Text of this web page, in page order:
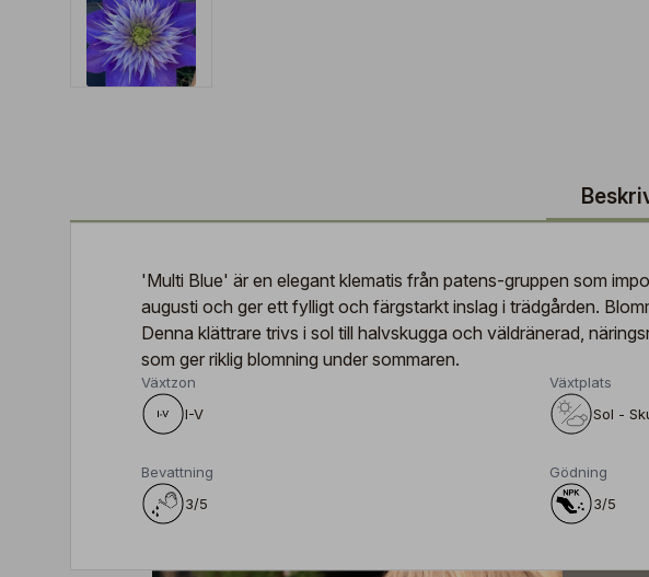
'Multi Blue' är en elegant klematis från patens-gruppen som
augusti och ger ett fylligt och färgstarkt inslag i trädgården.
Denna klättrare trivs i sol till halvskugga och väldränerad,
som ger riklig blomning under sommaren.
Växtzon
I-V
Växtplats
Sol -
Bevattning
3/5
Gödning
3/5